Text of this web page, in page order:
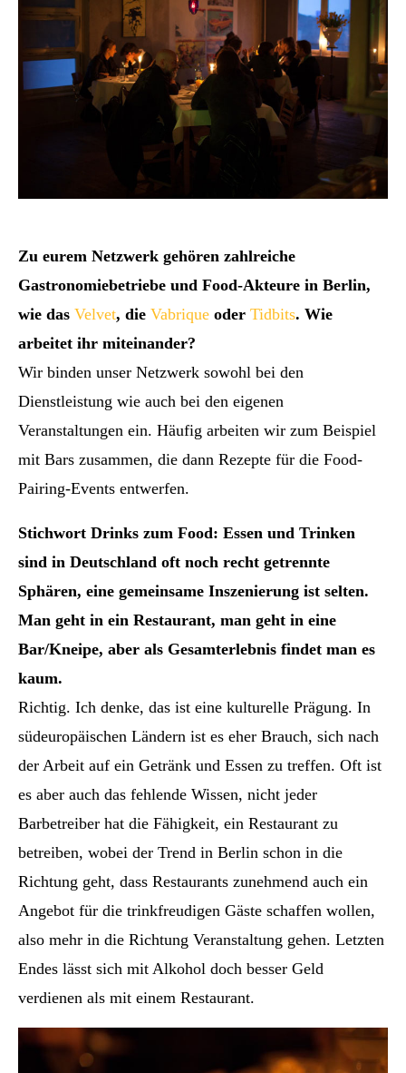
Zu eurem Netzwerk gehören zahlreiche
Gastronomiebetriebe und Food-Akteure in Berlin,
wie das Velvet, die Vabrique oder Tidbits. Wie
arbeitet ihr miteinander?
Wir binden unser Netzwerk sowohl bei den
Dienstleistung wie auch bei den eigenen
Veranstaltungen ein. Häufig arbeiten wir zum Beispiel
mit Bars zusammen, die dann Rezepte für die Food-
Pairing-Events entwerfen.
Stichwort Drinks zum Food: Essen und Trinken
sind in Deutschland oft noch recht getrennte
Sphären, eine gemeinsame Inszenierung ist selten.
Man geht in ein Restaurant, man geht in eine
Bar/Kneipe, aber als Gesamterlebnis findet man es
kaum.
Richtig. Ich denke, das ist eine kulturelle Prägung. In
südeuropäischen Ländern ist es eher Brauch, sich nach
der Arbeit auf ein Getränk und Essen zu treffen. Oft ist
es aber auch das fehlende Wissen, nicht jeder
Barbetreiber hat die Fähigkeit, ein Restaurant zu
betreiben, wobei der Trend in Berlin schon in die
Richtung geht, dass Restaurants zunehmend auch ein
Angebot für die trinkfreudigen Gäste schaffen wollen,
also mehr in die Richtung Veranstaltung gehen. Letzten
Endes lässt sich mit Alkohol doch besser Geld
verdienen als mit einem Restaurant.